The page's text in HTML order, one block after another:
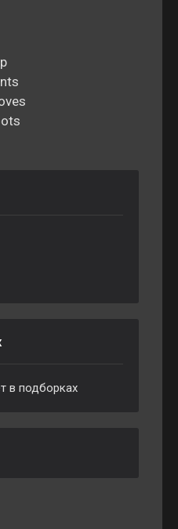
в подборках